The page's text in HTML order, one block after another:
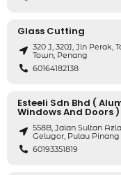
Glass Cutting
320 J, 320J, Jln Perak,
Town, Penang
60164182138
Esteeli Sdn Bhd (
Windows And Doors )
558B, Jalan Sultan
Gelugor, Pulau Pinang
60193351819